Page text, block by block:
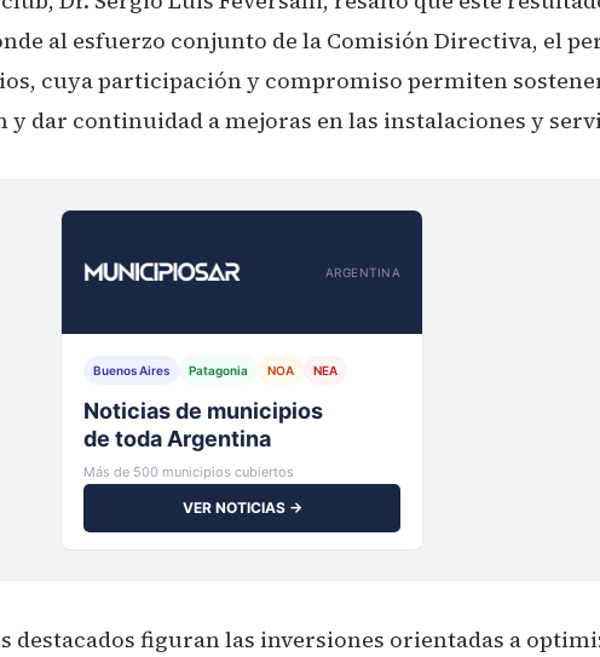
al esfuerzo conjunto de la Comisión Directiva, el
cuya participación y compromiso permiten
y dar continuidad a mejoras en las instalaciones y
ARGENTINA
Buenos Aires Patagonia NOA NEA
Tu municipio,
al instante
Más de 500 municipios cubiertos
VER NOTICIAS →
destacados figuran las inversiones orientadas a